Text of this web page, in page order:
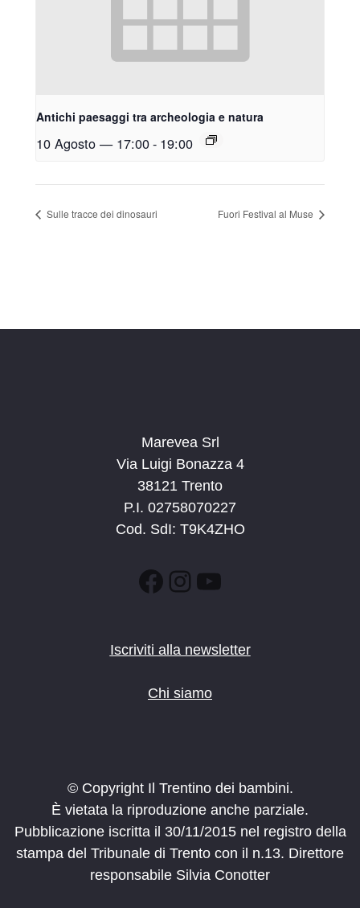
Antichi paesaggi tra archeologia e natura
10 Agosto — 17:00- 19:00
Sulle tracce dei dinosauri Fuori Festival al Muse
Marevea Srl
Via Luigi Bonazza 4
38121 Trento
P.I. 02758070227
Cod. SdI: T9K4ZHO
Facebook
Instagram
YouTube
Iscriviti alla newsletter
Chi siamo
© Copyright Il Trentino dei bambini.
È vietata la riproduzione anche parziale.
Pubblicazione iscritta il 30/11/2015 nel registro della
stampa del Tribunale di Trento con il n.13. Direttore
responsabile Silvia Conotter